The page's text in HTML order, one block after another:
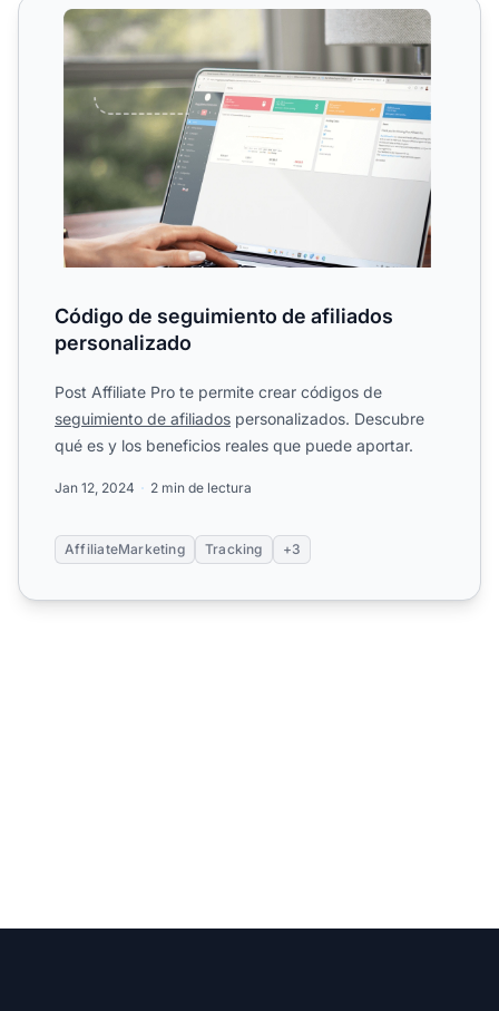
Código de seguimiento de afiliados personalizado
Código de seguimiento de afiliados
personalizado
Post Affiliate Pro te permite crear códigos de
seguimiento de afiliados personalizados. Descubre
qué es y los beneficios reales que puede aportar.
Jan 12, 2024 2 min de lectura
AffiliateMarketing Tracking +3